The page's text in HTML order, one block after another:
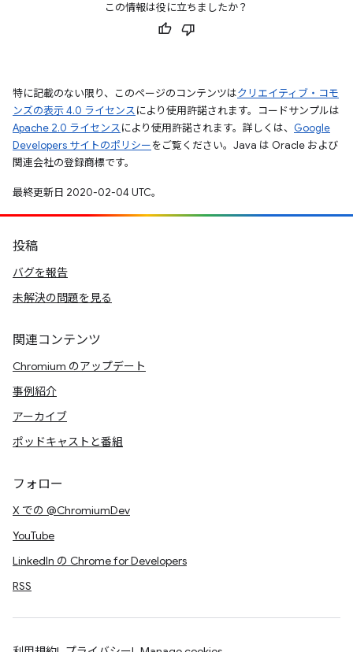
この情報は役に立ちましたか？
特に記載のない限り、このページのコンテンツはクリエイティブ・コモ
ンズの表示 4.0 ライセンスにより使用許諾されます。コードサンプルは
Apache 2.0 ライセンスにより使用許諾されます。詳しくは、 Google
Developers サイトのポリシーをご覧ください。Java は Oracle および
関連会社の登録商標です。
最終更新日 2020-02-04 UTC。
投稿
バグを報告
未解決の問題を見る
関連コンテンツ
Chromium のアップデート
事例紹介
アーカイブ
ポッドキャストと番組
フォロー
X での @ChromiumDev
YouTube
LinkedIn の Chrome for Developers
RSS